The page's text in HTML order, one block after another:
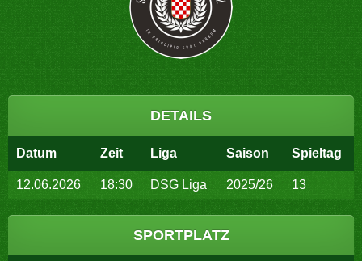
DETAILS
Datum Zeit Liga Saison Spieltag
12.06.2026 18:30 DSG Liga 2025/26 13
SPORTPLATZ